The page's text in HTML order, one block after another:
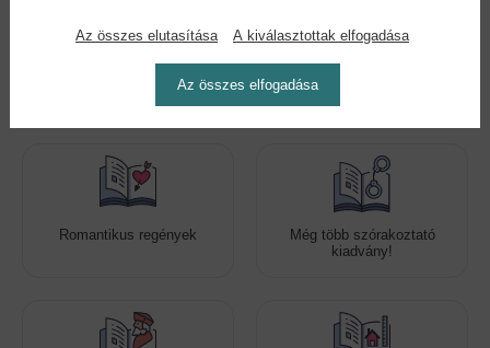
Kedvenc kategóriák
Romantikus regények
Még több szórakoztató
kiadvány!
Az összes elutasítása A kiválasztottak elfogadása
Az összes elfogadása